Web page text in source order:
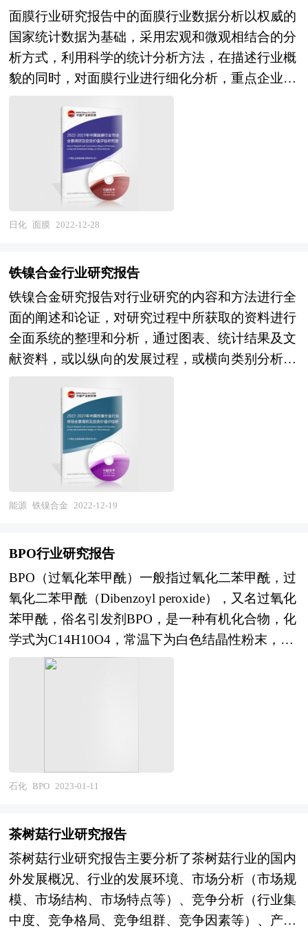
个角度去评估企业市场地位，准确挖掘企业的成长
性，已经为众多企业带来了最专业的研究和最有价
值的咨询服务过程。 本研究咨询报告由中研普华
咨询公司领衔撰写，在大量周密的市场调研基础
上，主要依据了国家统计局、国家商务部、国家发
改委、国家经济信息中心、国务院发展研究中心、
国家海关总署、全国商业信息中心、中国经济景气
监测中心、中国行业研究网以及国内外多种相关报
刊杂志媒体提供的最新研究资料。本报告对国内外
壁炉行业的发展状况进行了深入透彻地分析，对我
国行业市场情况、技术现状、供需形势作了详尽研
及行业投资情况，报告还对壁炉下游行业的发展进
行了探讨，是壁炉及相关企业、投资部门、研究机
构准确了解目前中国市场发展动态，把握壁炉行业
发展方向，为企业经营决策提供重要参考的依据。
面膜行业研究报告中的面膜行业数据分析以权威的
国家统计数据为基础，采用宏观和微观相结合的分
析方式，利用科学的统计分析方法，在描述行业概
貌的同时，对面膜行业进行细化分析，重点企业状
况等。报告中主要运用图表及表格方式，直观地阐
明了行业的经济类型构成、规模构成、经营效益比
较、供需状况等，是企业了解面膜行业市场状况必
不可少的助手。在形式上，报告以丰富的数据和图
表为主，突出文章的可读性和可视性，避免套话和
空话。报告附加了与行业相关的数据、政策法规目
录、主要企业信息及行业的大事记等，为投资者和
咨询报告由中研普华咨询公司领衔撰写，在大量周
家商务部、国家发改委、国家经济信息中心、国务
院发展研究中心、国家海关总署、全国商业信息中
心、中国经济景气监测中心、中国行业研究网、全
国及海外相关报刊杂志的基础信息以及面膜行业研
究单位等公布和提供的大量资料。报告对我国面膜
行业的供需状况、发展现状、子行业发展变化等进
行了分析，重点分析了国内外面膜行业的发展现
状、如何面对行业的发展挑战、行业的发展建议、
行业竞争力，以及行业的投资分析和趋势预测等
等。报告还综合了面膜行业的整体发展动态，对行
业在产品方面提供了参考建议和具体解决办法。报
以及拟进入该行业的投资者具有重要的参考价值，
对于研究我国面膜行业发展规律、提高企业的运营
效率、促进企业的发展壮大有学术和实践的双重意
义。
日化 面膜 2022-12-28
铁镍合金行业研究报告
铁镍合金研究报告对行业研究的内容和方法进行全
面的阐述和论证，对研究过程中所获取的资料进行
全面系统的整理和分析，通过图表、统计结果及文
献资料，或以纵向的发展过程，或横向类别分析提
出论点、分析论据，进行论证。报告如实地反映客
观情况，一切叙述、说明、推断、引用恰如其分，
文字、用词表达准确，概念表述科学化。报告对行
业相关各种因素进行具体调查、研究、分析，洞察
行业今后的发展方向、行业竞争格局的演变趋势以
及技术标准、市场规模、潜在问题与行业发展的症
结所在，评估行业投资价值、效果效益程度，提出
提供参考依据。 本研究咨询报告由中研普华咨询
要依据了国家统计局、国家商务部、国家发改委、
国家经济信息中心、国务院发展研究中心、国家海
关总署、全国商业信息中心、中国经济景气监测中
心、中国行业研究网、全国及海外多种相关报纸杂
志的基础信息等公布和提供的大量资料和数据，客
资料详实，图表丰富，既有深入的分析，又有直观
的比较，为铁镍合金企业在激烈的市场竞争中洞察
能源 铁镍合金 2022-12-19
BPO行业研究报告
BPO（过氧化苯甲酰）一般指过氧化二苯甲酰，过
氧化二苯甲酰（Dibenzoyl peroxide），又名过氧化
苯甲酰，俗名引发剂BPO，是一种有机化合物，化
学式为C14H10O4，常温下为白色结晶性粉末，微
有苦杏仁气味，能溶于苯、氯仿、乙醚，微溶于乙
需求的不对称，BPO行业有进一步洗牌的强烈要
间，信息化技术将成为核心竞争力。本报告通过深
处的全球和国内宏观经济形势，具体分析该产品所
在的细分市场，对BPO行业总体市场的供求趋势及
行业前景做出判断；明确目标市场、分析竞争对
手，了解市场定位，把握市场特征，发掘价格规
石化 BPO 2023-01-11
茶树菇行业研究报告
茶树菇行业研究报告主要分析了茶树菇行业的国内
外发展概况、行业的发展环境、市场分析（市场规
模、市场结构、市场特点等）、竞争分析（行业集
中度、竞争格局、竞争组群、竞争因素等）、产品